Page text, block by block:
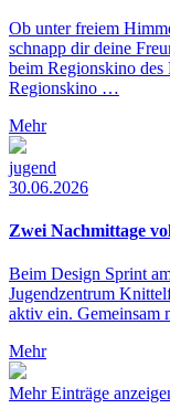
Ob unter freiem
schnapp dir deine
beim Regionskino
Regionskino …
Mehr
jugend
30.06.2026
Zwei Nachmittage
Beim Design Sprint
Jugendzentrum
aktiv ein. Gemeinsam
Mehr
Mehr Einträge